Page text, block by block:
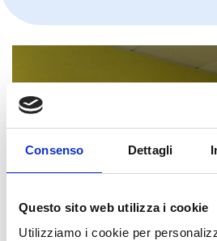
Consenso Dettagli
Questo sito web utilizza i cookie
Utilizziamo i cookie per